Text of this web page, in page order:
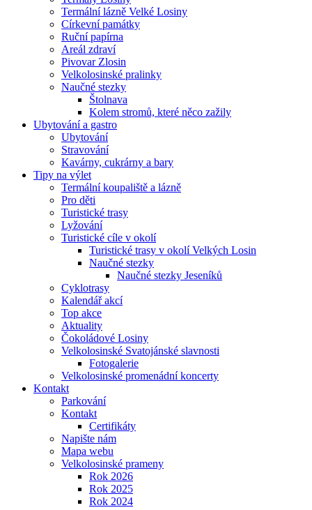
Termální lázně Velké Losiny
Církevní památky
Ruční papírna
Areál zdraví
Pivovar Zlosin
Velkolosinské pralinky
Naučné stezky
Štolnava
Kolem stromů, které něco zažily
Ubytování a gastro
Ubytování
Stravování
Kavárny, cukrárny a bary
Tipy na výlet
Termální koupaliště a lázně
Pro děti
Turistické trasy
Lyžování
Turistické cíle v okolí
Turistické trasy v okolí Velkých Losin
Naučné stezky
Naučné stezky Jeseníků
Cyklotrasy
Kalendář akcí
Top akce
Aktuality
Čokoládové Losiny
Velkolosinské Svatojánské slavnosti
Fotogalerie
Velkolosinské promenádní koncerty
Kontakt
Parkování
Kontakt
Certifikáty
Napište nám
Mapa webu
Velkolosinské prameny
Rok 2026
Rok 2025
Rok 2024